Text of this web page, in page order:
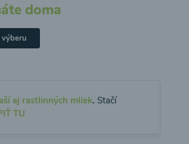
doma
aj rastlinných mliek. Stačí
TU